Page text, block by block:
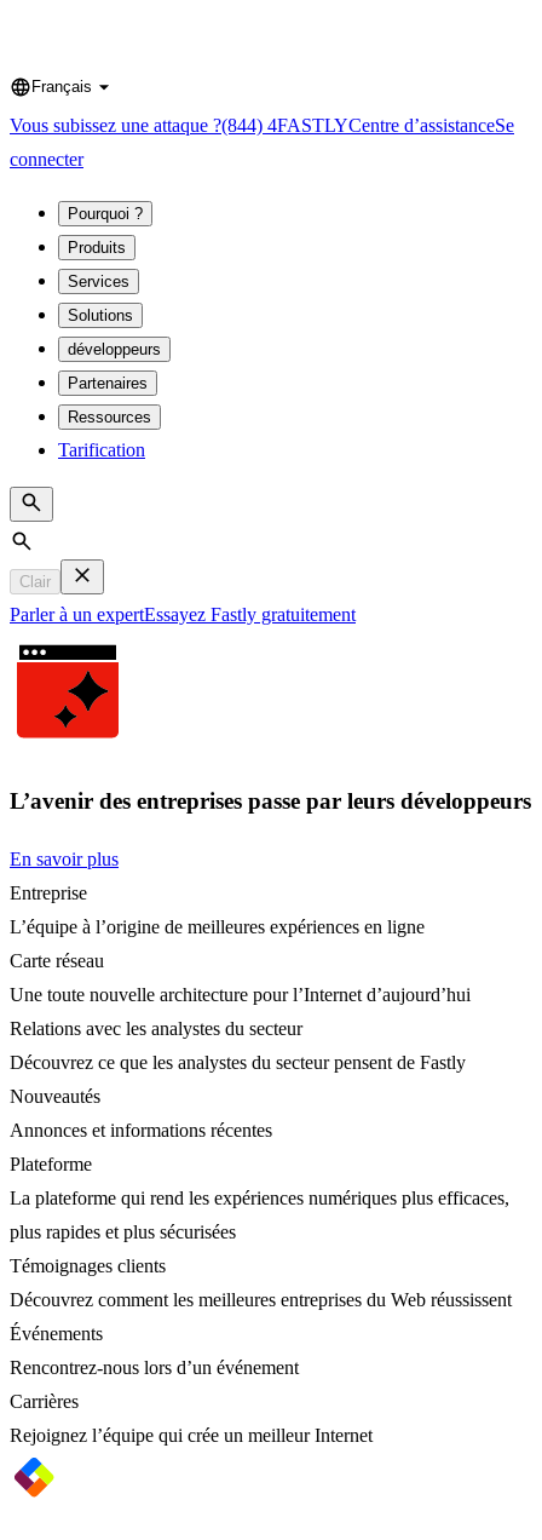
Language
Français
Vous subissez une attaque ?(844) 4FASTLYCentre d’assistanceSe
connecter
Pourquoi ?
Produits
Services
Solutions
développeurs
Partenaires
Ressources
Tarification
Search
Clair
Parler à un expertEssayez Fastly gratuitement
L’avenir des entreprises passe par leurs développeurs
En savoir plus
Entreprise
L’équipe à l’origine de meilleures expériences en ligne
Carte réseau
Une toute nouvelle architecture pour l’Internet d’aujourd’hui
Relations avec les analystes du secteur
Découvrez ce que les analystes du secteur pensent de Fastly
Nouveautés
Annonces et informations récentes
Plateforme
La plateforme qui rend les expériences numériques plus efficaces,
plus rapides et plus sécurisées
Témoignages clients
Découvrez comment les meilleures entreprises du Web réussissent
Événements
Rencontrez-nous lors d’un événement
Carrières
Rejoignez l’équipe qui crée un meilleur Internet